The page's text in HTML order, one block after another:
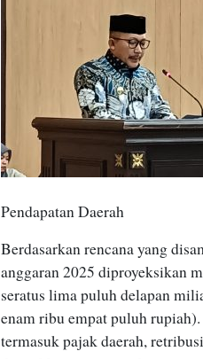
Pendapatan Daerah
Berdasarkan rencana yang
anggaran 2025 diproyeksikan
seratus lima puluh delapan
enam ribu empat puluh
termasuk pajak daerah,